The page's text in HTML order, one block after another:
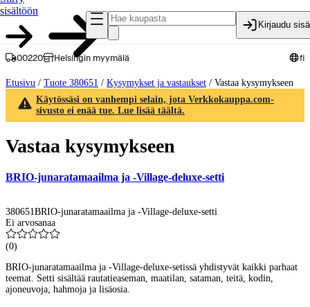
sisältöön
Kirjaudu
00220 Helsingin myymälä fi
Etusivu / Tuote 380651 / Kysymykset ja vastaukset / Vastaa kysymykseen
Käytössäsi on vanhempi selain, jota Verkkokauppa.com-
sivusto ei enää tue. Lue lisää täältä.
Vastaa kysymykseen
BRIO-junaratamaailma ja -Village-deluxe-setti
380651 BRIO-junaratamaailma ja -Village-deluxe-setti
Ei arvosanaa
(0)
BRIO-junaratamaailma ja -Village-deluxe-setissä yhdistyvät kaikki parhaat
teemat. Setti sisältää rautatieaseman, maatilan, sataman, teitä, kodin,
ajoneuvoja, hahmoja ja lisäosia.